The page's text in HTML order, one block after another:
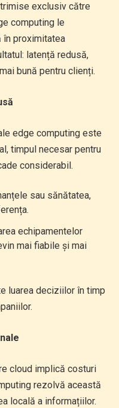
exclusiv către
computing le
în proximitatea
latență redusă,
bună pentru clienți.
edge computing este
timpul necesar pentru
considerabil.
sau sănătatea,
echipamentelor
mai fiabile și mai
luarea deciziilor în timp
cloud implică costuri
rezolvă această
locală a informațiilor.